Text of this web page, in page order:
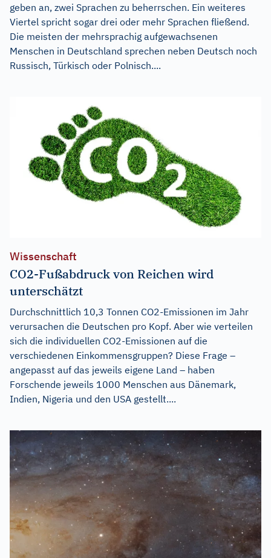
geben an, zwei Sprachen zu beherrschen. Ein weiteres
Viertel spricht sogar drei oder mehr Sprachen fließend.
Die meisten der mehrsprachig aufgewachsenen
Menschen in Deutschland sprechen neben Deutsch noch
Russisch, Türkisch oder Polnisch....
Wissenschaft
CO2-Fußabdruck von Reichen wird
unterschätzt
Durchschnittlich 10,3 Tonnen CO2-Emissionen im Jahr
verursachen die Deutschen pro Kopf. Aber wie verteilen
sich die individuellen CO2-Emissionen auf die
verschiedenen Einkommensgruppen? Diese Frage –
angepasst auf das jeweils eigene Land – haben
Forschende jeweils 1000 Menschen aus Dänemark,
Indien, Nigeria und den USA gestellt....